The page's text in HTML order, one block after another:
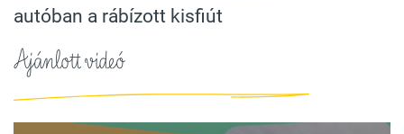
autóban a rábízott kisfiút
Ajánlott videó